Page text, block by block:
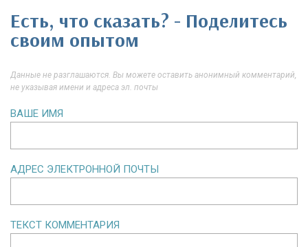
Есть, что сказать? - Поделитесь
своим опытом
Данные не разглашаются. Вы можете оставить анонимный комментарий,
не указывая имени и адреса эл. почты
ВАШЕ ИМЯ
АДРЕС ЭЛЕКТРОННОЙ ПОЧТЫ
ТЕКСТ КОММЕНТАРИЯ